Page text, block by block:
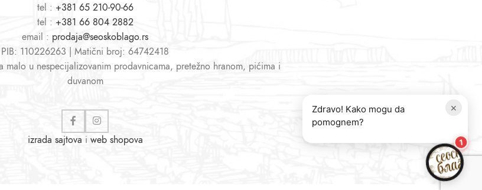
tel : +381 65 210-90-66
tel : +381 66 804 2882
email : prodaja@seoskoblago.rs
PIB: 110226263 | Matični broj: 64742418
malo u nespecijalizovanim prodavnicama, pretežno hranom, pićima i
duvanom
izrada sajtova i web shopova
×
Zdravo! Kako mogu da
pomognem?
1